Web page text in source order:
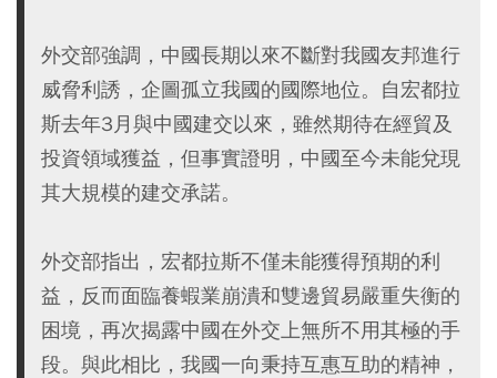
外交部強調，中國長期以來不斷對我國友邦進行
威脅利誘，企圖孤立我國的國際地位。自宏都拉
斯去年3月與中國建交以來，雖然期待在經貿及
投資領域獲益，但事實證明，中國至今未能兌現
其大規模的建交承諾。
外交部指出，宏都拉斯不僅未能獲得預期的利
益，反而面臨養蝦業崩潰和雙邊貿易嚴重失衡的
困境，再次揭露中國在外交上無所不用其極的手
段。與此相比，我國一向秉持互惠互助的精神，